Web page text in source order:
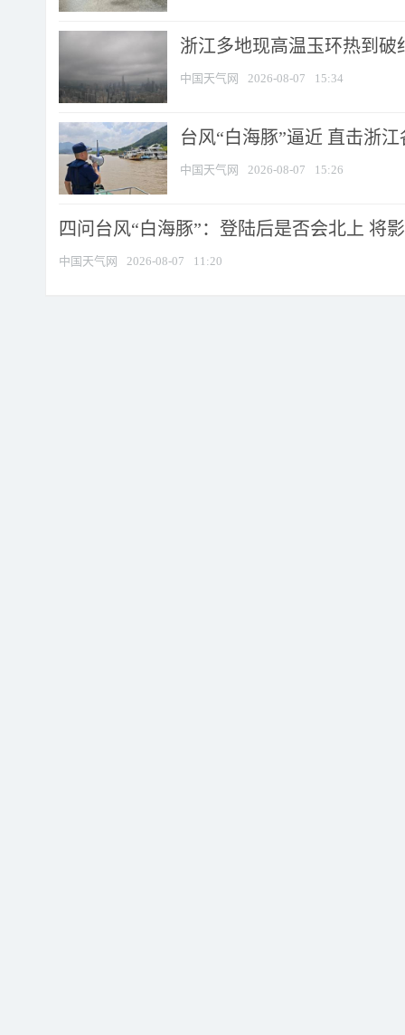
浙江多地现高温玉环热到破
中国天气网 2026-08-07 15:34
台风“白海豚”逼近 直击浙
中国天气网 2026-08-07 15:26
四问台风“白海豚”：登陆后是否会北上 将
中国天气网 2026-08-07 11:20